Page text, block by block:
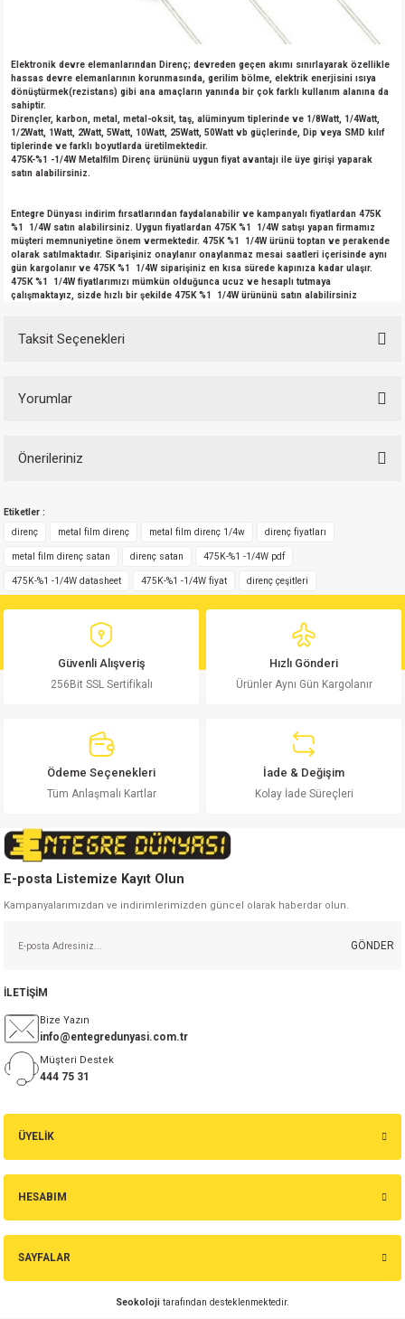
Elektronik devre elemanlarından Direnç; devreden geçen akımı sınırlayarak özellikle
hassas devre elemanlarının korunmasında, gerilim bölme, elektrik enerjisini ısıya
dönüştürmek(rezistans) gibi ana amaçların yanında bir çok farklı kullanım alanına da
sahiptir.
Dirençler, karbon, metal, metal-oksit, taş, alüminyum tiplerinde ve 1/8Watt, 1/4Watt,
1/2Watt, 1Watt, 2Watt, 5Watt, 10Watt, 25Watt, 50Watt vb güçlerinde, Dip veya SMD kılıf
tiplerinde ve farklı boyutlarda üretilmektedir.
475K-%1 -1/4W Metalfilm Direnç ürününü uygun fiyat avantajı ile üye girişi yaparak
satın alabilirsiniz.
Entegre Dünyası indirim fırsatlarından faydalanabilir ve kampanyalı fiyatlardan 475K
%1 1/4W satın alabilirsiniz. Uygun fiyatlardan 475K %1 1/4W satışı yapan firmamız
müşteri memnuniyetine önem vermektedir. 475K %1 1/4W ürünü toptan ve perakende
olarak satılmaktadır. Siparişiniz onaylanır onaylanmaz mesai saatleri içerisinde aynı
gün kargolanır ve 475K %1 1/4W siparişiniz en kısa sürede kapınıza kadar ulaşır.
475K %1 1/4W fiyatlarımızı mümkün olduğunca ucuz ve hesaplı tutmaya
çalışmaktayız, sizde hızlı bir şekilde 475K %1 1/4W ürününü satın alabilirsiniz
Taksit Seçenekleri
Yorumlar
Önerileriniz
yetersiz gördüğünüz noktaları öneri formunu kullanarak tarafımıza
iletebilirsiniz.
Görüş ve önerileriniz için teşekkür ederiz.
Ürün resmi kalitesiz, bozuk veya görüntülenemiyor.
Ürün açıklamasında eksik bilgiler bulunuyor.
Ürün bilgilerinde hatalar bulunuyor.
Ürün fiyatı diğer sitelerden daha pahalı.
Etiketler :
direnç
metal film direnç metal film direnç 1/4w direnç fiyatları
metal film direnç satan direnç satan 475K-%1 -1/4W pdf
475K-%1 -1/4W datasheet 475K-%1 -1/4W fiyat direnç çeşitleri
Güvenli Alışveriş
256Bit SSL Sertifikalı
Hızlı Gönderi
Ürünler Aynı Gün Kargolanır
Ödeme Seçenekleri
Tüm Anlaşmalı Kartlar
İade & Değişim
Kolay İade Süreçleri
E-posta Listemize Kayıt Olun
Kampanyalarımızdan ve indirimlerimizden güncel olarak haberdar olun.
GÖNDER
ÜYELİK
HESABIM
SAYFALAR
Seokoloji tarafından desteklenmektedir.
İLETİŞİM
Bize Yazın
info@entegredunyasi.com.tr
Müşteri Destek
444 75 31